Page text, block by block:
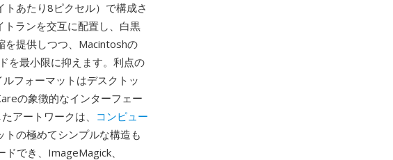
あたり8ピクセル）で構成さ
ランを交互に配置し、白黒
を提供しつつ、Macintoshの
を最小限に抑えます。利点の
フォーマットはデスクトッ
の象徴的なインターフェー
アートワークは、 コンピュー
の極めてシンプルな構造も
でき、ImageMagick、